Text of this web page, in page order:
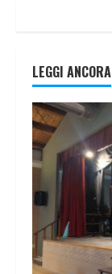
LEGGI ANCORA